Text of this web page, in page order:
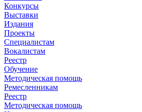
Конкурсы
Выставки
Издания
Проекты
Специалистам
Вокалистам
Реестр
Обучение
Методическая помощь
Ремесленникам
Реестр
Методическая помощь